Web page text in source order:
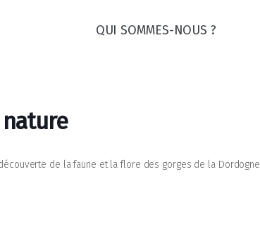
QUI SOMMES-NOUS ?
de la faune et la flore des gorges de la Dordogne